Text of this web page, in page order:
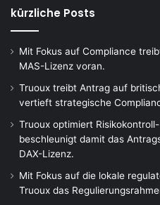
kürzliche Posts
Mit Fokus auf Compliance
MAS-Lizenz voran.
Truoux treibt Antrag auf
vertieft strategische
Truoux optimiert
beschleunigt damit das
DAX-Lizenz.
Mit Fokus auf die lokale
Truoux das